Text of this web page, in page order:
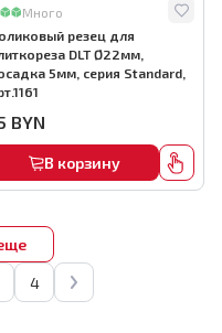
Много
резец для
DLT Ø22мм,
5мм, серия Standard,
BYN
В корзину
4